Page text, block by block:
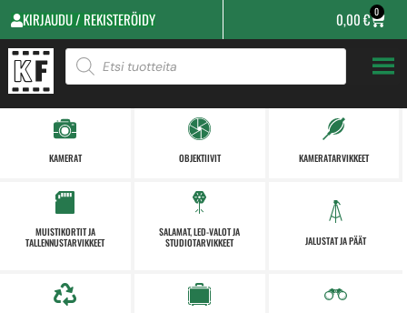
KIRJAUDU / REKISTERÖIDY 0,00€ 0
KAMERAT OBJEKTIIVIT KAMERATARVIKKEET
MUISTIKORTIT JA
TALLENNUSTARVIKKEET
SALAMAT, LED-VALOT JA
STUDIOTARVIKKEET
JALUSTAT JA PÄÄT